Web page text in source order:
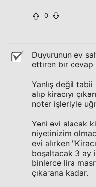
0
Duyurunun ev
ettiren bir cevap
Yanlış değil tabii
alıp kiracıyı
noter işleriyle
Yeni evi alacak
niyetinizim
evi alırken
boşaltacak 3 ay
binlerce lira
çıkarana kadar.